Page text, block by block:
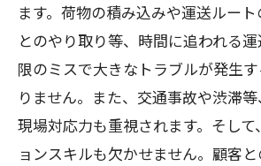
ます。荷物の積み込みや運送ルー
とのやり取り等、時間に追われる
限のミスで大きなトラブルが発生
りません。また、交通事故や渋滞
現場対応力も重視されます。そし
ョンスキルも欠かせません。顧客